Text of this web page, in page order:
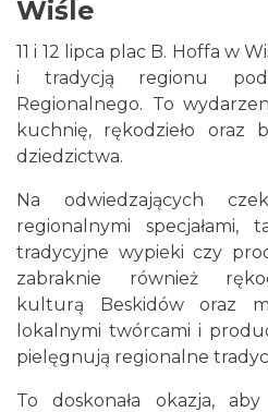
Pokazy tradycji - pokaz
Muzeum Beskidzkim
Wisła
0.01 km
Koncert orkiestry dętej
Wisła
Wiśle
11 i 12 lipca plac B. Hoffa w
i tradycją regionu
Regionalnego. To
kuchnię, rękodzieło oraz
dziedzictwa.
Na odwiedzających
regionalnymi specjałami,
tradycyjne wypieki czy
zabraknie również
kulturą Beskidów oraz
lokalnymi twórcami i
pielęgnują regionalne
To doskonała okazja,